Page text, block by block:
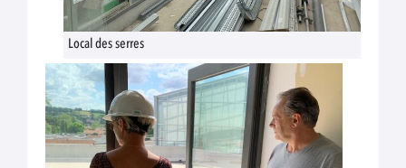
Local des serres